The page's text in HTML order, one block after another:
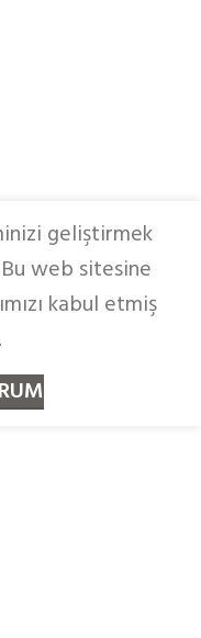
geliştirmek
web sitesine
kabul etmiş